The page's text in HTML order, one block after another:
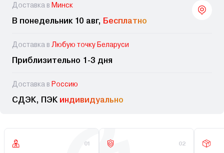
Доставка в Минск
В понедельник 10 авг, Бесплатно
Доставка в Любую точку Беларуси
Приблизительно 1-3 дня
Доставка в Россию
СДЭК, ПЭК индивидуально
01 02